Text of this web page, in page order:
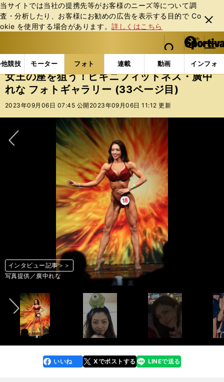
当サイトでは当社の提携先等がお客様のニーズ等について調
査・分析したり、お客様にお勧めの広告を表⽰する⽬的で Co
okie を使⽤する場合があります。詳しくはこちら
閉じ
る
web Sportiva (webスポルティーバ)
検索
マイペ
ー
ジ
メニュ
競技 モーター フォト 連載 動画 インフォ
b
ス
ポ
ル
バ
フォトギャラリー 女王の座を狙う！ビキニフィット
女王の座を狙う！ビキニフィットネス・廣中
れな フォトギャラリー (33ページ目)
2023年09月06日 07:45 公開 2023年09月06日 11:12 更新
インタビュー記事＞＞
写真／田中 亘
インタビュー記事＞＞
写真／田中 亘
インタビュー記事＞＞
写真／田中 亘
インタビュー記事＞＞
写真／田中 亘
インタビュー記事＞＞
写真提供／廣中れな
インタビュー記事＞＞
写真提供／廣中れな
インタビュー記事＞＞
写真／田中 亘
インタビュー記事＞＞
写真／田中 亘
インタビュー記事＞＞
写真／田中 亘
インタビュー記事＞＞
写真／田中 亘
インタビュー記事＞＞
写真／田中 亘
インタビュー記事＞＞
写真／田中 亘
インタビュー記事＞＞
写真提供／廣中れな
インタビュー記事＞＞
写真提供／廣中れな
インタビュー記事＞＞
写真／田中 亘
インタビュー記事＞＞
写真／田中 亘
インタビュー記事＞＞
写真／田中 亘
インタビュー記事＞＞
写真／田中 亘
インタビュー記事＞＞
写真／田中 亘
インタビュー記事＞＞
写真／田中 亘
インタビュー記事＞＞
写真／田中 亘
インタビュー記事＞＞
写真／田中 亘
インタビュー記事＞＞
写真／田中 亘
インタビュー記事＞＞
写真／田中 亘
インタビュー記事＞＞
写真／田中 亘
インタビュー記事＞＞
写真／田中 亘
インタビュー記事＞＞
写真／田中 亘
インタビュー記事＞＞
写真／田中 亘
インタビュー記事＞＞
写真／田中 亘
インタビュー記事＞＞
写真提供／廣中れな
インタビュー記事＞＞
写真提供／廣中れな
インタビュー記事＞＞
写真提供／廣中れな
インタビュー記事＞＞
写真提供／廣中れな
インタビュー記事＞＞
写真提供／廣中れな
インタビュー記事＞＞
写真提供／廣中れな
インタビュー記事＞＞
写真提供／廣中れな
インタビュー記事＞＞
写真提供／廣中れな
インタビュー記事＞＞
写真提供／廣中れな
インタビュー記事＞＞
写真提供／廣中れな
インタビュー記事＞＞
写真提供／廣中れな
インタビュー記事＞＞
写真提供／廣中れな
前へ
faceboo
k
いいね Xでポストする
line LINEで送る